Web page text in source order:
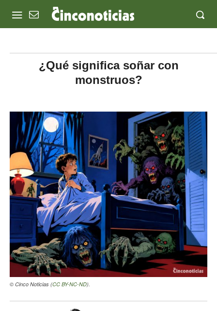
¿Qué significa soñar con
monstruos?
© Cinco Noticias (CC BY-NC-ND).